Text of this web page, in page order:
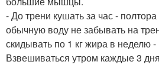
- До трени кушать за час -
обычную воду не забывать на
скидывать по 1 кг жира в неделю -
Взвешиваться утром каждые 3